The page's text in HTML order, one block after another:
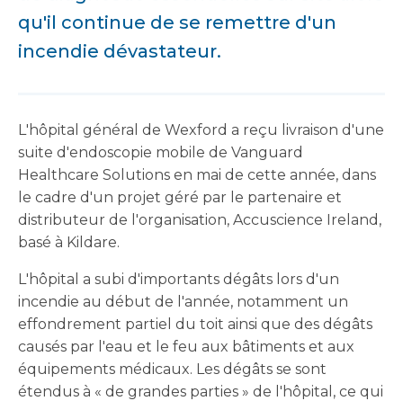
qu'il continue de se remettre d'un
incendie dévastateur.
L'hôpital général de Wexford a reçu livraison d'une
suite d'endoscopie mobile de Vanguard
Healthcare Solutions en mai de cette année, dans
le cadre d'un projet géré par le partenaire et
distributeur de l'organisation, Accuscience Ireland,
basé à Kildare.
L'hôpital a subi d'importants dégâts lors d'un
incendie au début de l'année, notamment un
effondrement partiel du toit ainsi que des dégâts
causés par l'eau et le feu aux bâtiments et aux
équipements médicaux. Les dégâts se sont
étendus à « de grandes parties » de l'hôpital, ce qui